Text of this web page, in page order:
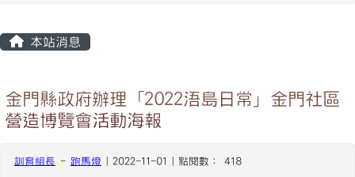
本站消息
金門縣政府辦理「2022浯島日常」金門社區
營造博覽會活動海報
訓育組長 - 跑馬燈 | 2022-11-01 | 點閱數： 418